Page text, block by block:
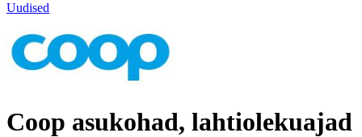
Uudised
Coop asukohad, lahtiolekuajad